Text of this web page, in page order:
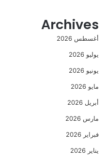
Archives
أغسطس 2026
يوليو 2026
يونيو 2026
مايو 2026
أبريل 2026
مارس 2026
فبراير 2026
يناير 2026